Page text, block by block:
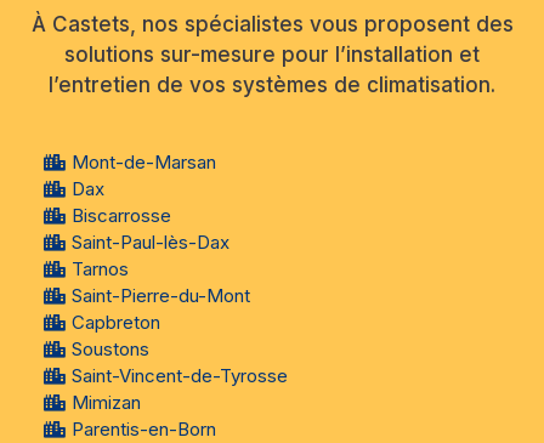
À Castets, nos spécialistes vous proposent des
solutions sur-mesure pour l’installation et
l’entretien de vos systèmes de climatisation.
Mont-de-Marsan
Dax
Biscarrosse
Saint-Paul-lès-Dax
Tarnos
Saint-Pierre-du-Mont
Capbreton
Soustons
Saint-Vincent-de-Tyrosse
Mimizan
Parentis-en-Born